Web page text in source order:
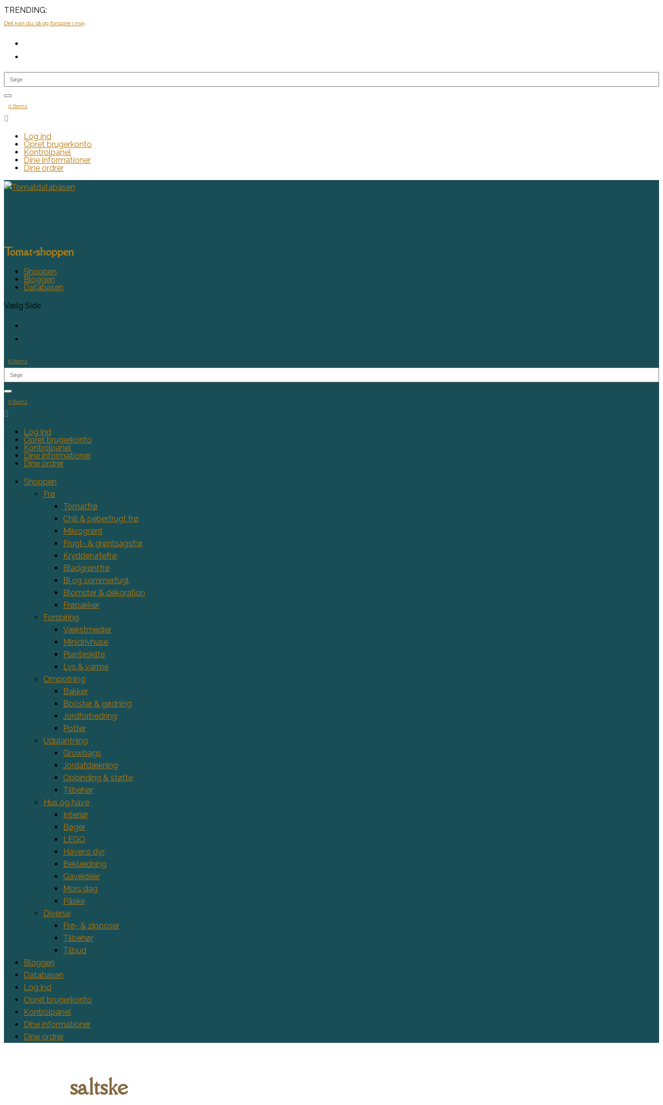
TRENDING:
Det kan du så og forspire i maj
0 Items

Log ind
Opret brugerkonto
Kontrolpanel
Dine informationer
Dine ordrer
Tomat-shoppen
Shoppen
Bloggen
Databasen
Vælg Side
0 Items
0 Items

Log ind
Opret brugerkonto
Kontrolpanel
Dine informationer
Dine ordrer
Shoppen
Frø
Tomatfrø
Chili & peberfrugt frø
Mikrogrønt
Frugt- & grøntsagsfrø
Krydderurtefrø
Bladgrøntfrø
Bi og sommerfugl
Blomster & dekoration
Frøpakker
Forspiring
Vækstmedier
Minidrivhuse
Planteskilte
Lys & varme
Ompotning
Bakker
Booster & gødning
Jordforbedring
Potter
Udplantning
Growbags
Jordafdækning
Opbinding & støtte
Tilbehør
Hus og have
Interiør
Bøger
LEGO
Havens dyr
Beklædning
Gaveidéer
Mors dag
Påske
Diverse
Frø- & zipposer
Tilbehør
Tilbud
Bloggen
Databasen
Log ind
Opret brugerkonto
Kontrolpanel
Dine informationer
Dine ordrer
saltske